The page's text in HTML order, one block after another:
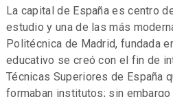
La capital de España es centro
estudio y una de las más
Politécnica de Madrid, fundada
educativo se creó con el fin de
Técnicas Superiores de España
formaban institutos; sin